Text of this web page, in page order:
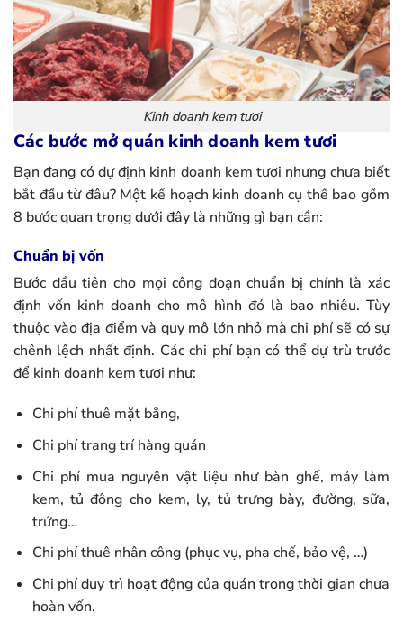
Kinh doanh kem tươi
Các bước mở quán kinh doanh kem tươi
Bạn đang có dự định kinh doanh kem tươi nhưng chưa biết
bắt đầu từ đâu? Một kế hoạch kinh doanh cụ thể bao gồm
8 bước quan trọng dưới đây là những gì bạn cần:
Chuẩn bị vốn
Bước đầu tiên cho mọi công đoạn chuẩn bị chính là xác
định vốn kinh doanh cho mô hình đó là bao nhiêu. Tùy
thuộc vào địa điểm và quy mô lớn nhỏ mà chi phí sẽ có sự
chênh lệch nhất định. Các chi phí bạn có thể dự trù trước
để kinh doanh kem tươi như:
Chi phí thuê mặt bằng,
Chi phí trang trí hàng quán
Chi phí mua nguyên vật liệu như bàn ghế, máy làm
kem, tủ đông cho kem, ly, tủ trưng bày, đường, sữa,
trứng…
Chi phí thuê nhân công (phục vụ, pha chế, bảo vệ, …)
Chi phí duy trì hoạt động của quán trong thời gian chưa
hoàn vốn.